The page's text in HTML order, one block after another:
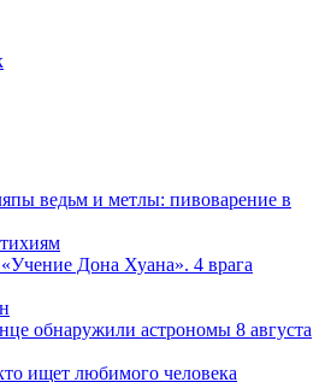
ведьм и метлы: пивоварение в
Дона Хуана». 4 врага
обнаружили астрономы 8 августа
ищет любимого человека